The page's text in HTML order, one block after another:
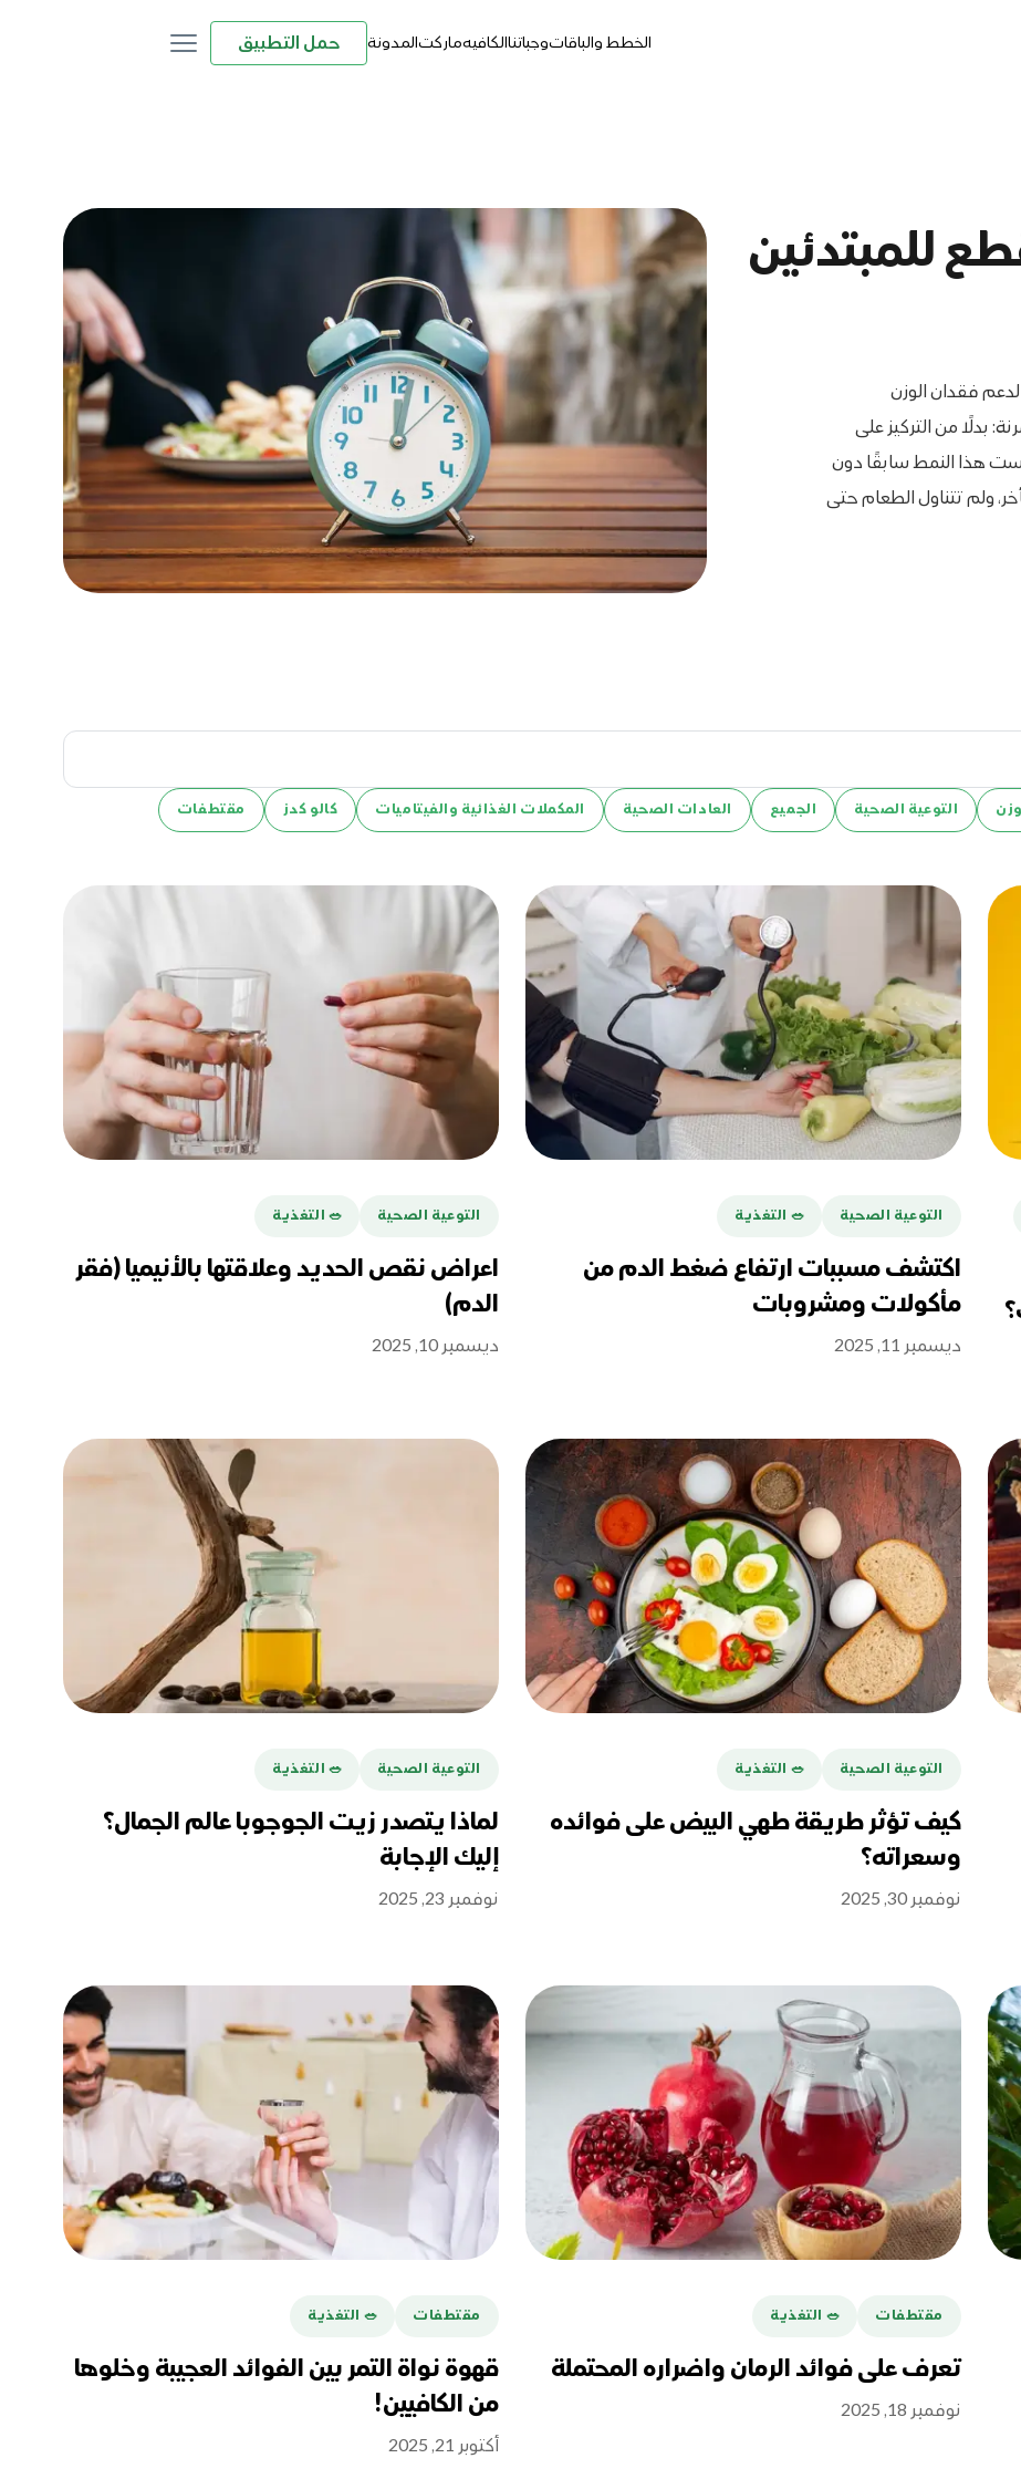
الخطط والباقاتوجباتناالكافيهماركتالمدونة حمل التطبيق
للمبتدئين
فقدان الوزن
بدلًا من التركيز على
هذا النمط سابقًا دون
ولم تتناول الطعام حتى
التوعية الصحية الجميع العادات الصحية المكملات الغذائية والفيتاميات كالو كدز مقتطفات
التوعية الصحية 🥗 التغذية
اكتشف مسببات ارتفاع ضغط الدم من
مأكولات ومشروبات
ديسمبر 11, 2025
التوعية الصحية 🥗 التغذية
اعراض نقص الحديد وعلاقتها بالأنيميا (فقر
الدم)
ديسمبر 10, 2025
التوعية الصحية 🥗 التغذية
كيف تؤثر طريقة طهي البيض على فوائده
وسعراته؟
نوفمبر 30, 2025
التوعية الصحية 🥗 التغذية
لماذا يتصدر زيت الجوجوبا عالم الجمال؟
إليك الإجابة
نوفمبر 23, 2025
مقتطفات 🥗 التغذية
تعرف على فوائد الرمان واضراره المحتملة
نوفمبر 18, 2025
مقتطفات 🥗 التغذية
قهوة نواة التمر بين الفوائد العجيبة وخلوها
من الكافيين!
أكتوبر 21, 2025